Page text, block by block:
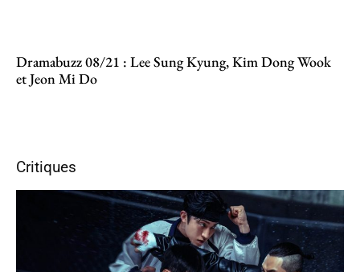
Dramabuzz 08/21 : Lee Sung Kyung, Kim Dong Wook
et Jeon Mi Do
Critiques